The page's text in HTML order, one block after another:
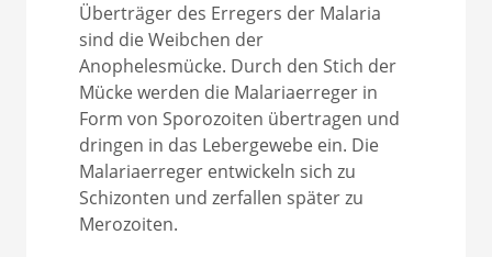
Überträger des Erregers der Malaria
sind die Weibchen der
Anophelesmücke. Durch den Stich der
Mücke werden die Malariaerreger in
Form von Sporozoiten übertragen und
dringen in das Lebergewebe ein. Die
Malariaerreger entwickeln sich zu
Schizonten und zerfallen später zu
Merozoiten.